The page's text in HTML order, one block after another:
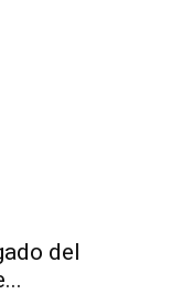
del